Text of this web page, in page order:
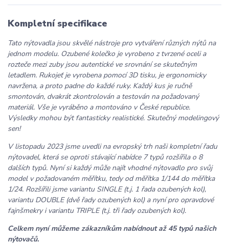
Kompletní specifikace
Tato nýtovadla jsou skvělé nástroje pro vytváření různých nýtů na
jednom modelu. Ozubené kolečko je vyrobeno z tvrzené oceli a
rozteče mezi zuby jsou autentické ve srovnání se skutečným
letadlem. Rukojeť je vyrobena pomocí 3D tisku, je ergonomicky
navržena, a proto padne do každé ruky. Každý kus je ručně
smontován, dvakrát zkontrolován a testován na požadovaný
materiál. Vše je vyráběno a montováno v České republice.
Výsledky mohou být fantasticky realistické. Skutečný modelingový
sen!
V listopadu 2023 jsme uvedli na evropský trh naši kompletní řadu
nýtovadel, která se oproti stávající nabídce 7 typů rozšířila o 8
dalších typů. Nyní si každý může najít vhodné nýtovadlo pro svůj
model v požadovaném měřítku, tedy od měřítka 1/144 do měřítka
1/24. Rozšířili jsme variantu SINGLE (t.j. 1 řada ozubených kol),
variantu DOUBLE (dvě řady ozubených kol) a nyní pro opravdové
fajnšmekry i variantu TRIPLE (t.j. tři řady ozubených kol).
Celkem nyní můžeme zákazníkům nabídnout až 45 typů našich
nýtovačů.